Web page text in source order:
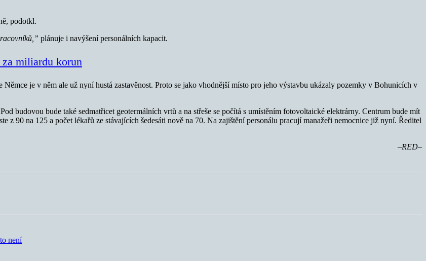
podotkl.
plánuje i navýšení personálních kapacit.
miliardu korun
je v něm ale už nyní hustá zastavěnost. Proto se jako vhodnější místo pro jeho výstavbu ukázaly pozemky v Bohunicích v
budovou bude také sedmatřicet geotermálních vrtů a na střeše se počítá s umístěním fotovoltaické elektrárny. Centrum bude mít
z 90 na 125 a počet lékařů ze stávajících šedesáti nově na 70. Na zajištění personálu pracují manažeři nemocnice již nyní. Ředitel
–RED–
není